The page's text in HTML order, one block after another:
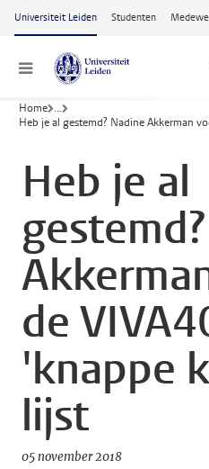
Ga naar hoofdinhoud
Universiteit Leiden Studenten
Menu
Home ...
Heb je al gestemd? Nadine Akkerman
Heb je al
de
'knappe
lijst
05 november 2018